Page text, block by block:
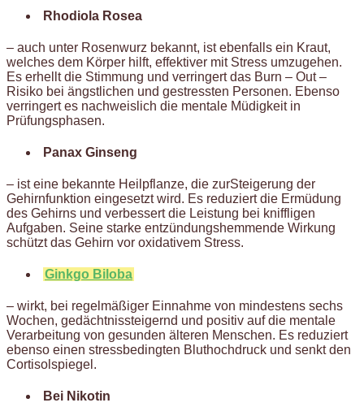
Rhodiola Rosea
– auch unter Rosenwurz bekannt, ist ebenfalls ein Kraut,
welches dem Körper hilft, effektiver mit Stress umzugehen.
Es erhellt die Stimmung und verringert das Burn – Out –
Risiko bei ängstlichen und gestressten Personen. Ebenso
verringert es nachweislich die mentale Müdigkeit in
Prüfungsphasen.
Panax Ginseng
– ist eine bekannte Heilpflanze, die zurSteigerung der
Gehirnfunktion eingesetzt wird. Es reduziert die Ermüdung
des Gehirns und verbessert die Leistung bei kniffligen
Aufgaben. Seine starke entzündungshemmende Wirkung
schützt das Gehirn vor oxidativem Stress.
Ginkgo Biloba
– wirkt, bei regelmäßiger Einnahme von mindestens sechs
Wochen, gedächtnissteigernd und positiv auf die mentale
Verarbeitung von gesunden älteren Menschen. Es reduziert
ebenso einen stressbedingten Bluthochdruck und senkt den
Cortisolspiegel.
Bei Nikotin